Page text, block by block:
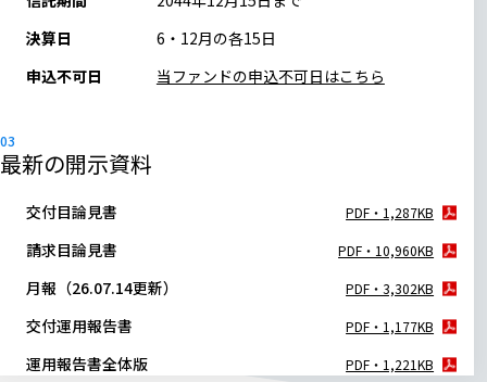
決算日
6・12月の各15日
申込不可日
当ファンドの申込不可日はこちら
最新の開示資料
交付目論見書 PDF・1,287KB
請求目論見書 PDF・10,960KB
月報（26.07.14更新） PDF・3,302KB
交付運用報告書 PDF・1,177KB
運用報告書全体版 PDF・1,221KB